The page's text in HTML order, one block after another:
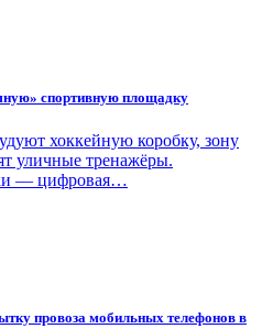
спортивную площадку
хоккейную коробку, зону
уличные тренажёры.
— цифровая…
провоза мобильных телефонов в